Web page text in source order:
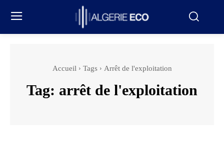
Accueil Tags Arrêt de l'exploitation
Tag: arrêt de l'exploitation